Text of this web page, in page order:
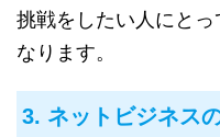
挑戦をしたい人にと
なります。
3. ネットビジネス